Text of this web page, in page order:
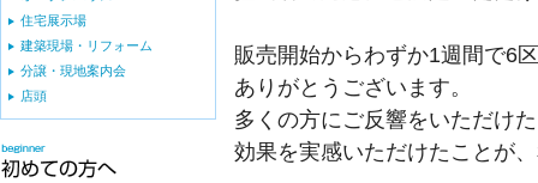
販売開始からわずか1週間で6
ありがとうございます。
多くの方にご反響をいただけ
効果を実感いただけたことが
住宅展示場
建築現場・リフォーム
分譲・現地案内会
店頭